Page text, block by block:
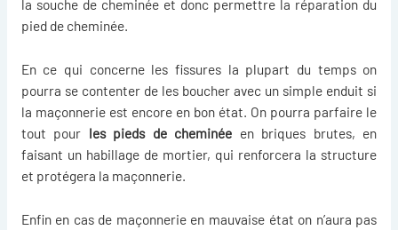
la souche de cheminée et donc permettre la réparation du
pied de cheminée.
En ce qui concerne les fissures la plupart du temps on
pourra se contenter de les boucher avec un simple enduit si
la maçonnerie est encore en bon état. On pourra parfaire le
tout pour les pieds de cheminée en briques brutes, en
faisant un habillage de mortier, qui renforcera la structure
et protégera la maçonnerie.
Enfin en cas de maçonnerie en mauvaise état on n’aura pas